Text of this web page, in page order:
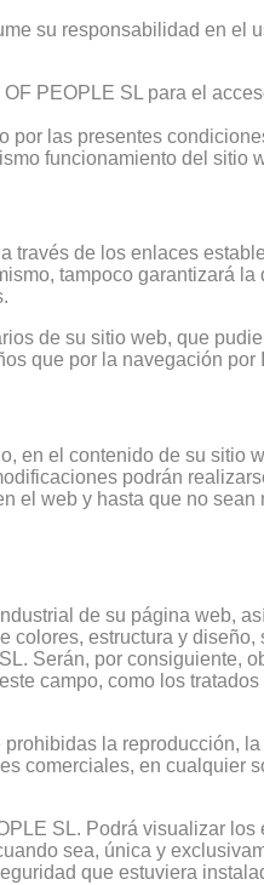
su responsabilidad en el
PEOPLE SL para el
las presentes
funcionamiento del sitio
de los enlaces
tampoco garantizará
de su sitio web, que
que por la navegación por
en el contenido de su sitio
podrán
el web y hasta que no
de su página web,
estructura y
Serán, por consiguiente,
campo, como los
la reproducción,
comerciales, en cualquier
SL. Podrá visualizar
sea, única y
que estuviera